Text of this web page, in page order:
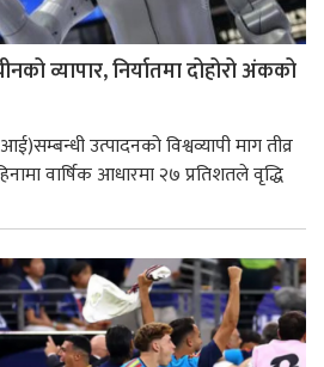
व्यापार, निर्यातमा दोहोरो अंकको
उत्पादनको विश्वव्यापी माग तीव्र
वार्षिक आधारमा २७ प्रतिशतले वृद्धि